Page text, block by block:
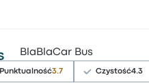
BlaBlaCar Bus
Punktualność3.7 Czystość4.3